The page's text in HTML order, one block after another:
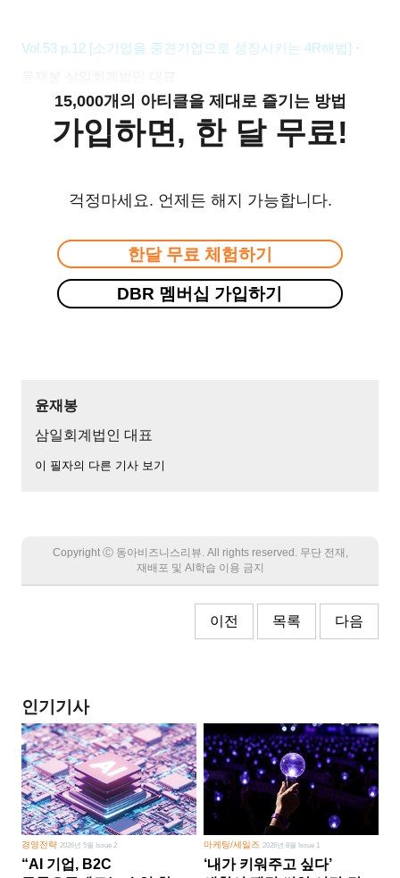
Vol.53 p.12 [소기업을 중견기업으로 성장시키는 4R해법] ·
15,000개의 아티클을 제대로 즐기는 방법
가입하면, 한 달 무료!
걱정마세요. 언제든 해지 가능합니다.
한달 무료 체험하기
DBR 멤버십 가입하기
윤재봉
삼일회계법인 대표
이 필자의 다른 기사 보기
Copyright Ⓒ 동아비즈니스리뷰. All rights reserved. 무단 전재,
재배포 및 AI학습 이용 금지
이전 목록 다음
인기기사
경영전략 2026년 5월 Issue 2
“AI 기업, B2C
마케팅/세일즈 2026년 8월 Issue 1
‘내가 키워주고 싶다’